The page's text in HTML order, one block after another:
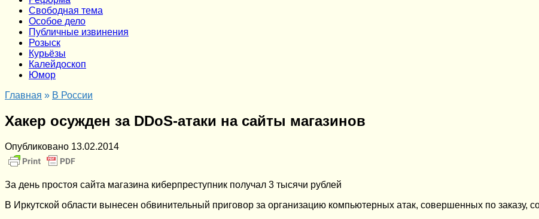
Cвободная тема
Особое дело
Публичные извинения
Розыск
Курьёзы
Калейдоскоп
Юмор
Главная » В России
Хакер осужден за DDоS-атаки на сайты магазинов
Опубликовано 13.02.2014
За день простоя сайта магазина киберпреступник получал 3 тысячи рублей
В Иркутской области вынесен обвинительный приговор за организацию компьютерных атак, совершенных по заказу,